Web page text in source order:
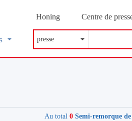
Honing Centre de
Au total 0Semi-remorque